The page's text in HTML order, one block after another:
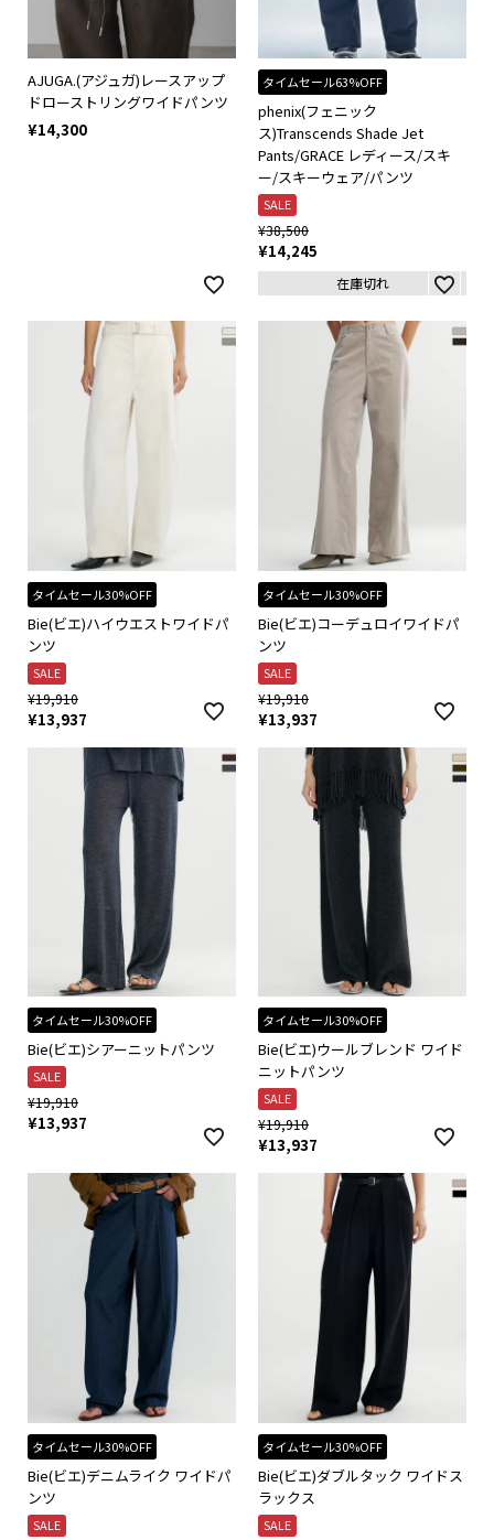
AJUGA.(アジュガ)レースアップ
ドローストリングワイドパンツ
¥14,300
タイムセール63%OFF
phenix(フェニック
ス)Transcends Shade Jet
Pants/GRACE レディース/スキ
ー/スキーウェア/パンツ
SALE
¥38,500
¥14,245
在庫切れ
タイムセール30%OFF
Bie(ビエ)ハイウエストワイドパ
ンツ
SALE
¥19,910
¥13,937
タイムセール30%OFF
Bie(ビエ)コーデュロイワイドパ
ンツ
SALE
¥19,910
¥13,937
タイムセール30%OFF
Bie(ビエ)シアーニットパンツ
SALE
¥19,910
¥13,937
タイムセール30%OFF
Bie(ビエ)ウールブレンド ワイド
ニットパンツ
SALE
¥19,910
¥13,937
タイムセール30%OFF
Bie(ビエ)デニムライク ワイドパ
ンツ
SALE
タイムセール30%OFF
Bie(ビエ)ダブルタック ワイドス
ラックス
SALE